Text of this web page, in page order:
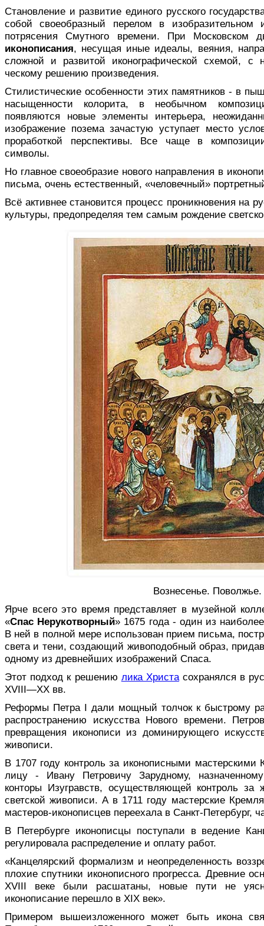
Становление и развитие единого рус­ского
собой своеобразный перелом в изобразительном
потрясения Смутного времени. При Московском
иконописания, несущая иные идеалы, вея­ния,
сложной и развитой иконографической схемой,
ческому решению произведения.
Стилистические особенности этих па­мятников - в
насыщенности колорита, в не­обычном
появляются новые элементы интерьера,
изображение позема зачастую уступает мес­то
про­работкой перспективы. Все чаще в
символы.
Но главное своеобразие нового на­правления в
письма, очень естественный, «человечный»
Всё активнее становится процесс про­никновения на
культуры, предопределяя тем самым рождение
Вознесенье. Поволжье.
Ярче всего это время представляет в музейной
«Спас Нерукотворный» 1675 года - один из
В ней в полной мере использован прием письма,
света и тени, создающий живоподобный образ,
одному из древнейших изображений Спаса.
Этот подход к решению лика Христасохранялся в
XVIII—XX вв.
Реформы Петра I дали мощный толчок к быстрому
распространению искусства Нового времени.
превращения иконописи из доми­нирующего
живописи.
В 1707 году контроль за иконопис­ными мастерскими
лицу - Ивану Петровичу Зарудному,
конторы Изугравств, осуществляю­щей контроль
светской живописи. А в 1711 году мастерские
мастеров-иконописцев переехала в Санкт-Петербург,
В Петербурге иконописцы поступали в ведение
регулировала распределение и оплату работ.
«Канцелярский формализм и неопре­деленность
плохие спутники иконописного прогресса. Древние
XVIII веке были расшатаны, новые пути не
иконописание перешло в XIX век».
Примером вышеизложенного может быть икона